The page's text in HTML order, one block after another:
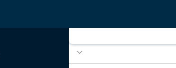
expand_more